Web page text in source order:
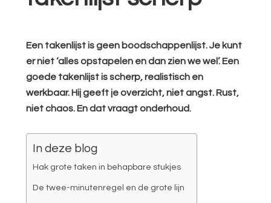
Een takenlijst is geen boodschappenlijst. Je kunt
er niet ‘alles opstapelen en dan zien we wel’. Een
goede takenlijst is scherp, realistisch en
werkbaar. Hij geeft je overzicht, niet angst. Rust,
niet chaos. En dat vraagt onderhoud.
In deze blog
Hak grote taken in behapbare stukjes
De twee-minutenregel en de grote lijn